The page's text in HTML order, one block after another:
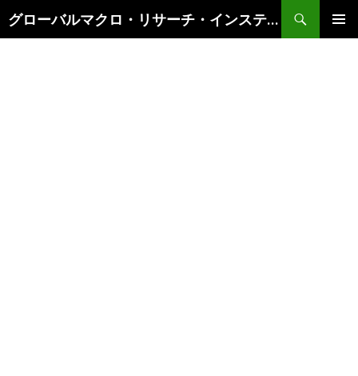
グローバルマクロ・リサーチ・インスティテュート
索